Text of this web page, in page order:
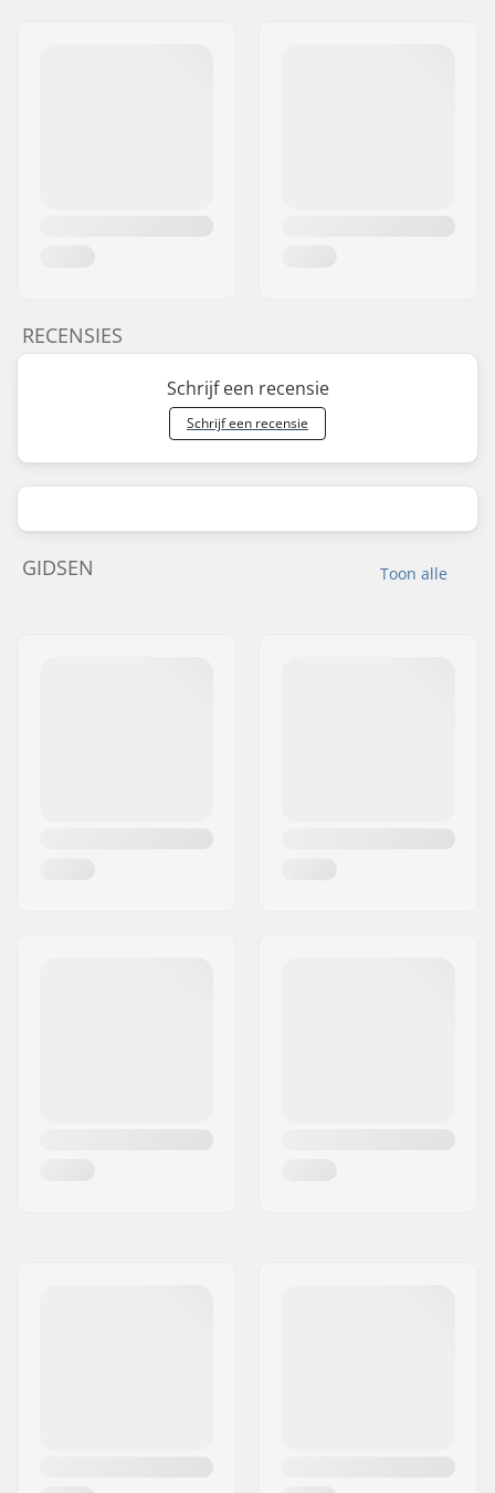
RECENSIES
Schrijf een recensie
Schrijf een recensie
Toon alle
GIDSEN